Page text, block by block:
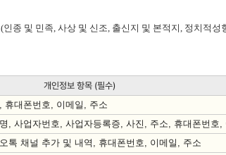
(인종 및 민족, 사상 및 신조, 출신지 및 본적지, 정치적성
개인정보 항목 (필수)
, 휴대폰번호, 이메일 , 주소
, 사업자번호, 사업자등록증, 사진 , 주소, 휴대폰번호,
톡 채널 추가 및 내역 , 휴대폰번호, 이메일 , 주소